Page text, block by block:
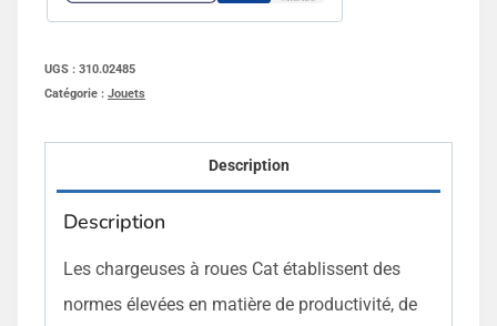
UGS : 310.02485
Catégorie : Jouets
Description
Description
Les chargeuses à roues Cat établissent des
normes élevées en matière de productivité, de